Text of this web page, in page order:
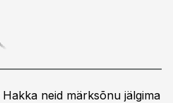
Hakka neid märksõnu jälgima